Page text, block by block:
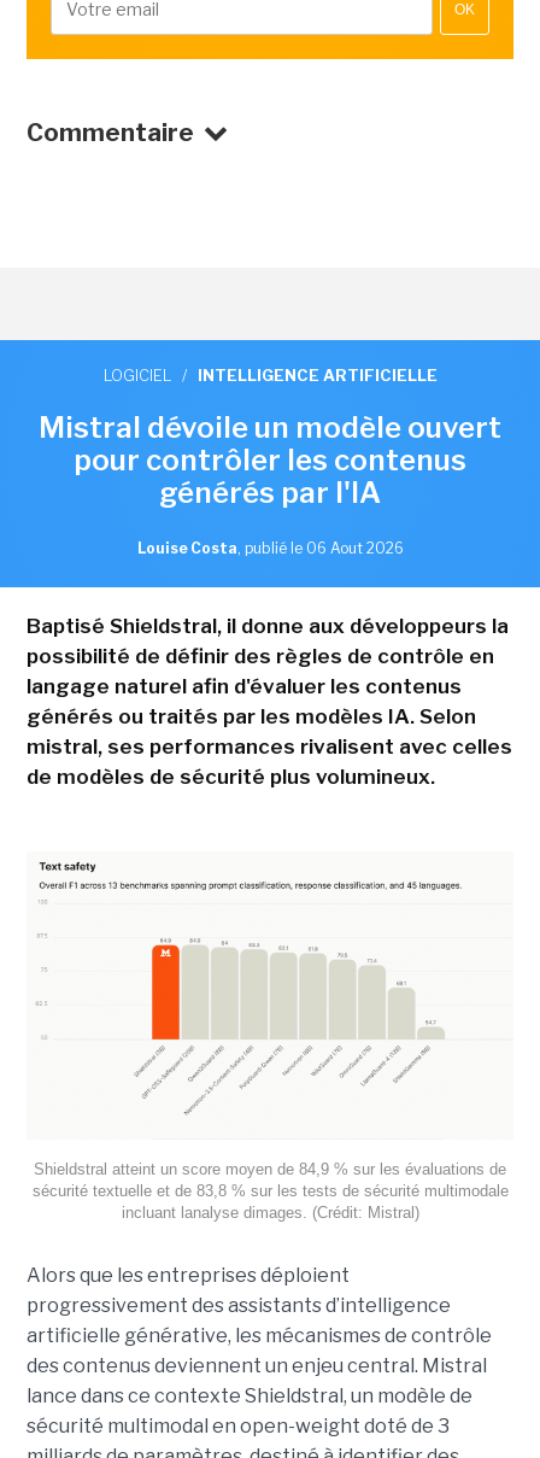
OK
Commentaire
LOGICIEL / INTELLIGENCE ARTIFICIELLE
Mistral dévoile un modèle ouvert
pour contrôler les contenus
générés par l'IA
Louise Costa, publié le 06 Aout 2026
Baptisé Shieldstral, il donne aux développeurs la
possibilité de définir des règles de contrôle en
langage naturel afin d'évaluer les contenus
générés ou traités par les modèles IA. Selon
mistral, ses performances rivalisent avec celles
de modèles de sécurité plus volumineux.
Shieldstral atteint un score moyen de 84,9 % sur les évaluations de
sécurité textuelle et de 83,8 % sur les tests de sécurité multimodale
incluant lanalyse dimages. (Crédit: Mistral)
Alors que les entreprises déploient
progressivement des assistants d’intelligence
artificielle générative, les mécanismes de contrôle
des contenus deviennent un enjeu central. Mistral
lance dans ce contexte Shieldstral, un modèle de
sécurité multimodal en open-weight doté de 3